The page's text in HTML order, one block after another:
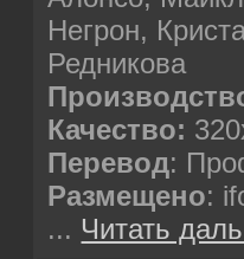
Негрон,
Редникова
Качество:
Перевод:
Размещено:
... Читать